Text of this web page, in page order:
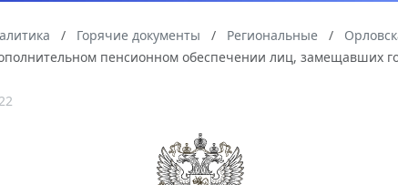
Горячие документы Региональные
пенсионном обеспечении лиц, замещавших